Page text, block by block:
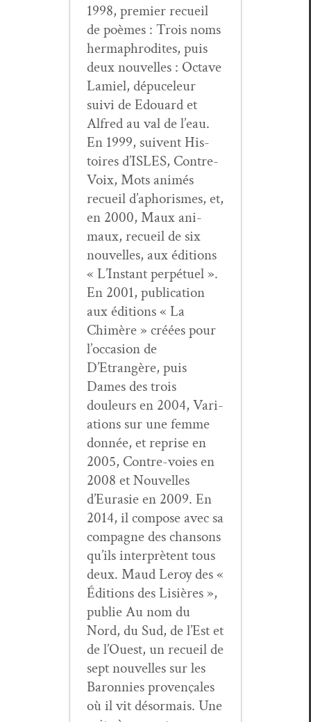
1998, pre­mier recueil
de poèmes : Trois noms
her­maph­ro­dites, puis
deux nou­velles : Octave
Lamiel, dépuceleur
suivi de Edouard et
Alfred au val de l’eau.
En 1999, suiv­ent His­
toires d’ISLES, Con­tre-
Voix, Mots ani­més
recueil d’aphorismes, et,
en 2000, Maux ani­
maux, recueil de six
nou­velles, aux édi­tions
« L’Instant per­pétuel ».
En 2001, pub­li­ca­tion
aux édi­tions « La
Chimère » créées pour
l’occasion de
D’Etrangère, puis
Dames des trois
douleurs en 2004, Vari­
a­tions sur une femme
don­née, et reprise en
2005, Con­tre-voies en
2008 et Nou­velles
d’Eurasie en 2009. En
2014, il com­pose avec sa
com­pagne des chan­sons
qu’ils inter­prè­tent tous
deux. Maud Leroy des «
Édi­tions des Lisières »,
pub­lie Au nom du
Nord, du Sud, de l’Est et
de l’Ouest, un recueil de
sept nou­velles sur les
Baron­nies provençales
où il vit désor­mais. Une